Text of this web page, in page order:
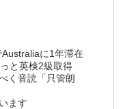
に1年滞在
と英検2級取得
く音読「只管朗
ます